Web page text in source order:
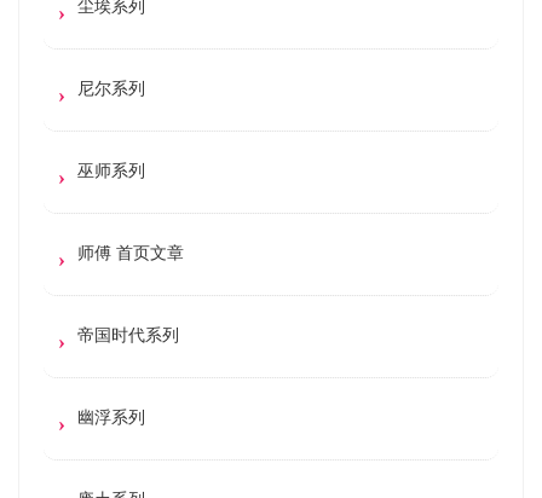
尘埃系列
尼尔系列
巫师系列
师傅 首页文章
帝国时代系列
幽浮系列